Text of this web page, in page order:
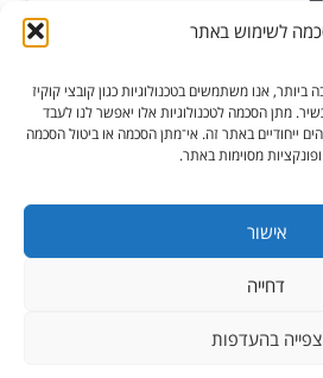
לשימוש באתר
אנו משתמשים בטכנולוגיות כגון קובצי קוקיז
מתן הסכמה לטכנולוגיות אלו יאפשר לנו לעבד
ייחודיים באתר זה. אי־מתן הסכמה או ביטול הסכמה
מסוימות באתר.
אישור
דחייה
צפייה בהעדפות
יפה שתתאים אל העיצוב ואל
שמורות ל-הגורו מקלקן